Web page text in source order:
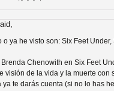
para las series
o ya he visto son: Six Feet Under,
Chenowith en Six Feet
visión de la vida y la muerte
te darás cuenta (si no lo has